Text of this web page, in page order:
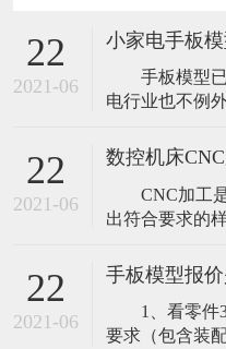
22
2021-06
小家电手板
手板模型已
电行业也不例
模型，可以在
到实物的转变
够全面而正确
研发更加顺利
有模具或不开模
22
2021-06
数控机床
CNC加工是
出符合要求的
适当地分解,特
比较简单的零
图档进行编程
直接生产所需
22
2021-06
手板模型报
1、看零件
要求（包含装